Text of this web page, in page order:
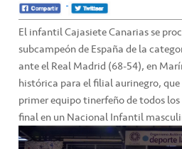
El infantil Cajasiete Canarias se
subcampeón de España de la
ante el Real Madrid (68-54), en
histórica para el filial aurinegro,
primer equipo tinerfeño de todos
final en un Nacional Infantil